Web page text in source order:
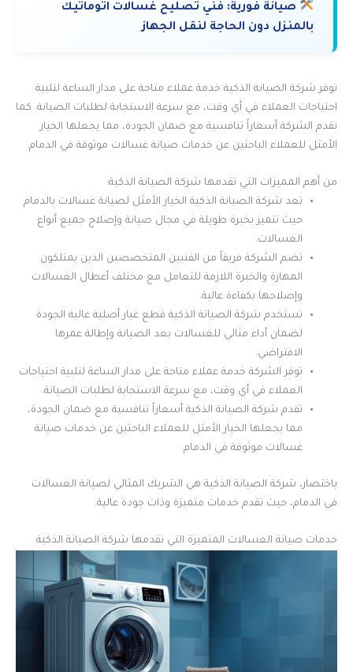
صيانة فورية: فني تصليح غسالات اتوماتيك
بالمنزل دون الحاجة لنقل الجهاز
توفر شركة الصيانة الذكية خدمة عملاء متاحة على مدار الساعة لتلبية
احتياجات العملاء في أي وقت، مع سرعة الاستجابة لطلبات الصيانة. كما
تقدم الشركة أسعاراً تنافسية مع ضمان الجودة، مما يجعلها الخيار
الأمثل للعملاء الباحثين عن خدمات صيانة غسالات موثوقة في الدمام.
من أهم المميزات التي تقدمها شركة الصيانة الذكية:
تعد شركة الصيانة الذكية الخيار الأمثل لصيانة غسالات بالدمام
حيث تتميز بخبرة طويلة في مجال صيانة وإصلاح جميع أنواع
الغسالات.
تضم الشركة فريقاً من الفنيين المتخصصين الذين يمتلكون
المهارة والخبرة اللازمة للتعامل مع مختلف أعطال الغسالات
وإصلاحها بكفاءة عالية.
تستخدم شركة الصيانة الذكية قطع غيار أصلية عالية الجودة
لضمان أداء مثالي للغسالات بعد الصيانة وإطالة عمرها
الافتراضي.
توفر الشركة خدمة عملاء متاحة على مدار الساعة لتلبية احتياجات
العملاء في أي وقت، مع سرعة الاستجابة لطلبات الصيانة.
تقدم شركة الصيانة الذكية أسعاراً تنافسية مع ضمان الجودة،
مما يجعلها الخيار الأمثل للعملاء الباحثين عن خدمات صيانة
غسالات موثوقة في الدمام.
باختصار، شركة الصيانة الذكية هي الشريك المثالي لصيانة الغسالات
في الدمام، حيث تقدم خدمات متميزة وذات جودة عالية.
خدمات صيانة الغسالات المتميزة التي تقدمها شركة الصيانة الذكية